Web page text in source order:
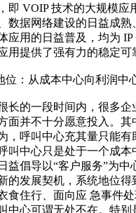
即 VOIP 技术的大规模应
数据网络建设的日益成
应用的日益普及，均为
用提供了强有力的稳定可
：从成本中心向利润中
的一段时间内，很多企
面并不十分愿意投入。
，呼叫中心充其量只能
叫中心只是处于一个成
益倡导以“客户服务”为中
的发展契机，系统地位
食住行、面向应 急事件
中心可谓无处不在。特别